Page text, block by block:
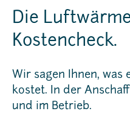
Die
Kostencheck.
Wir sagen Ihnen, was
kostet. In der
und im Betrieb.